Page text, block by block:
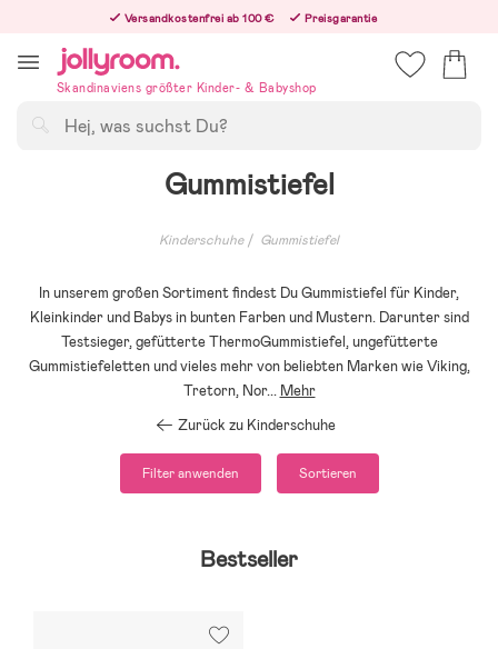
innehållet
Versandkostenfrei ab 100 €
Preisgarantie
Bestelle jetzt – wir versenden noch am selben Werktag!
Skandinaviens größter Kinder- & Babyshop
Gummistiefel
Kinderschuhe Gummistiefel
In unserem großen Sortiment findest Du Gummistiefel für Kinder,
Kleinkinder und Babys in bunten Farben und Mustern. Darunter sind
Testsieger, gefütterte ThermoGummistiefel, ungefütterte
Gummistiefeletten und vieles mehr von beliebten Marken wie Viking,
Tretorn, Nor... Mehr
Zurück zu Kinderschuhe
Filter anwenden Sortieren
Bestseller